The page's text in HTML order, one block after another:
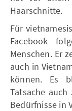
Haarschnitte.
Für
Facebook
Menschen. Er
auch in
können. Es
Tatsache
Bedürfnisse in